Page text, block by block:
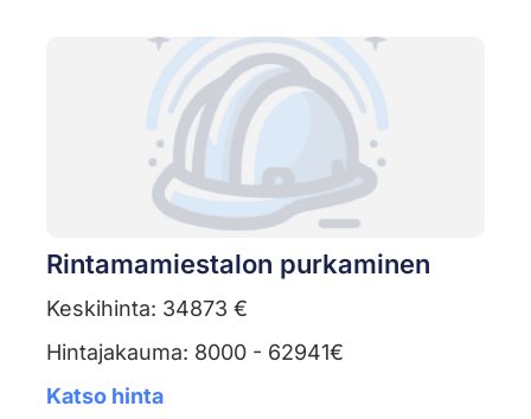
Rintamamiestalon purkaminen
Keskihinta: 34873 €
Hintajakauma: 8000 - 62941€
Katso hinta